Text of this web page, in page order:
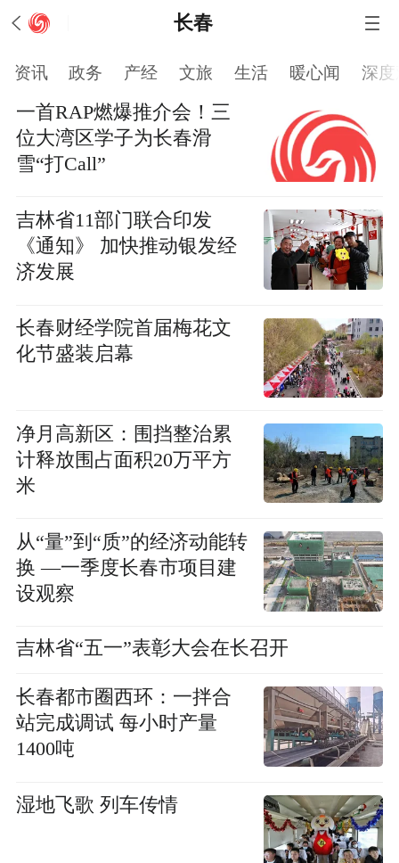
长春
资讯 政务 产经 文旅 生活 暖心闻 深
一首RAP燃爆推介会！三
位大湾区学子为长春滑
雪“打Call”
吉林省11部门联合印发
《通知》 加快推动银发经
济发展
长春财经学院首届梅花文
化节盛装启幕
净月高新区：围挡整治累
计释放围占面积20万平方
米
从“量”到“质”的经济动能转
换 —一季度长春市项目建
设观察
吉林省“五一”表彰大会在长召开
长春都市圈西环：一拌合
站完成调试 每小时产量
1400吨
湿地飞歌 列车传情